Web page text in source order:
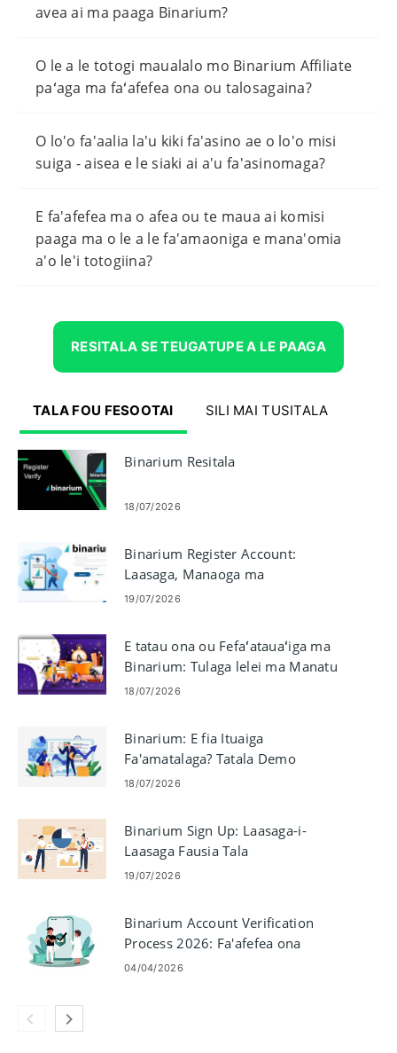
avea ai ma paaga Binarium?
O le a le totogi maualalo mo Binarium Affiliate
paʻaga ma faʻafefea ona ou talosagaina?
O lo'o fa'aalia la'u kiki fa'asino ae o lo'o misi
suiga - aisea e le siaki ai a'u fa'asinomaga?
E fa'afefea ma o afea ou te maua ai komisi
paaga ma o le a le fa'amaoniga e mana'omia
a'o le'i totogiina?
RESITALA SE TEUGATUPE A LE PAAGA
TALA FOU FESOOTAI SILI MAI TUSITALA
Binarium Resitala
18/07/2026
Binarium Register Account:
Laasaga, Manaoga ma
Onboarding
19/07/2026
E tatau ona ou Fefaʻatauaʻiga ma
Binarium: Tulaga lelei ma Manatu
18/07/2026
Binarium: E fia Ituaiga
Fa'amatalaga? Tatala Demo
Account ma le $10,000
18/07/2026
Binarium Sign Up: Laasaga-i-
Laasaga Fausia Tala
19/07/2026
Binarium Account Verification
Process 2026: Fa'afefea ona
Fa'auma KYC Faigofie
04/04/2026